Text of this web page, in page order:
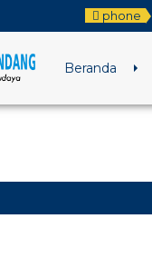
phone
Beranda